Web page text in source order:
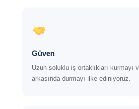
Güven
Uzun soluklu iş ortaklıkları kurmayı
arkasında durmayı ilke ediniyoruz.